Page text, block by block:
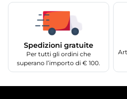
Spedizioni gratuite
Per tutti gli ordini che
superano l’importo di € 100.